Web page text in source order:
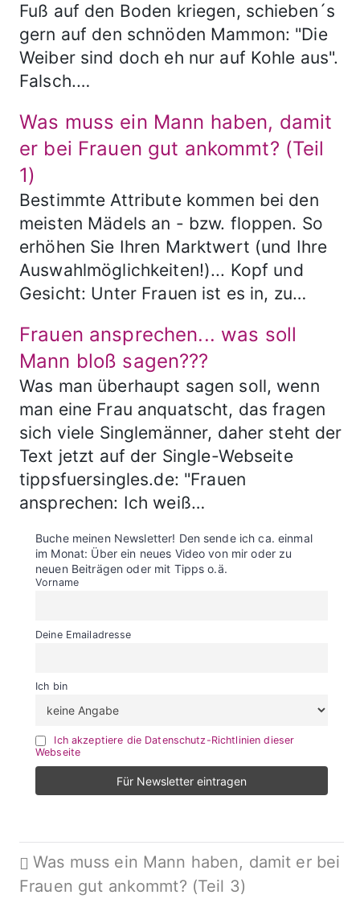
Fuß auf den Boden kriegen, schieben´s
gern auf den schnöden Mammon: "Die
Weiber sind doch eh nur auf Kohle aus".
Falsch.…
Was muss ein Mann haben, damit
er bei Frauen gut ankommt? (Teil
1)
Bestimmte Attribute kommen bei den
meisten Mädels an - bzw. floppen. So
erhöhen Sie Ihren Marktwert (und Ihre
Auswahlmöglichkeiten!)... Kopf und
Gesicht: Unter Frauen ist es in, zu…
Frauen ansprechen... was soll
Mann bloß sagen???
Was man überhaupt sagen soll, wenn
man eine Frau anquatscht, das fragen
sich viele Singlemänner, daher steht der
Text jetzt auf der Single-Webseite
tippsfuersingles.de: "Frauen
ansprechen: Ich weiß…
Buche meinen Newsletter! Den sende ich ca. einmal
im Monat: Über ein neues Video von mir oder zu
neuen Beiträgen oder mit Tipps o.ä.
Vorname
Deine Emailadresse
Ich bin
Ich akzeptiere die Datenschutz-Richtlinien dieser
Webseite
Beitragsnavigation
Was muss ein Mann haben, damit er bei
Frauen gut ankommt? (Teil 3)